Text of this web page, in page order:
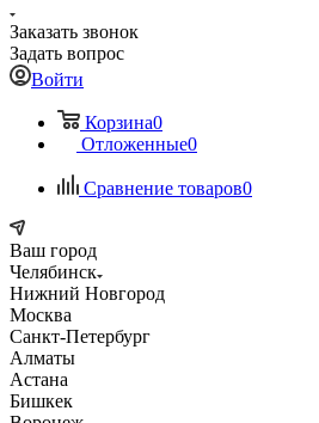
Заказать звонок
Задать вопрос
Войти
Корзина0
Отложенные0
Сравнение товаров0
Ваш город
Челябинск
Нижний Новгород
Москва
Санкт-Петербург
Алматы
Астана
Бишкек